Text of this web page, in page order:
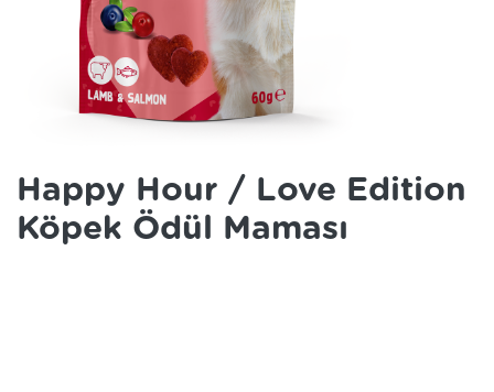
Happy Hour / Love Edition
Köpek Ödül Maması